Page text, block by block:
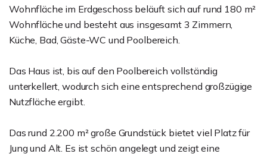
Wohnfläche im Erdgeschoss beläuft sich auf rund 180 m²
Wohnfläche und besteht aus insgesamt 3 Zimmern,
Küche, Bad, Gäste-WC und Poolbereich.
Das Haus ist, bis auf den Poolbereich vollständig
unterkellert, wodurch sich eine entsprechend großzügige
Nutzfläche ergibt.
Das rund 2.200 m² große Grundstück bietet viel Platz für
Jung und Alt. Es ist schön angelegt und zeigt eine